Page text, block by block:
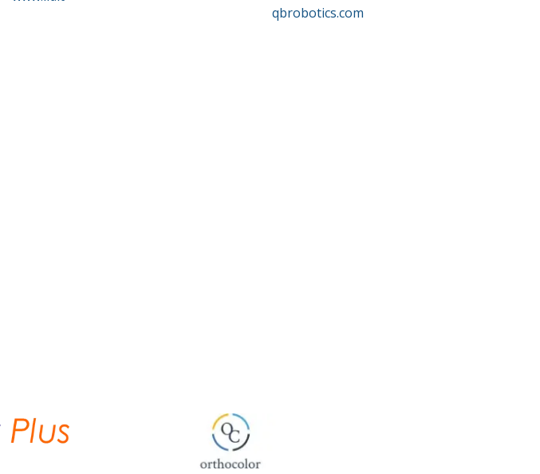
qbrobotics.com